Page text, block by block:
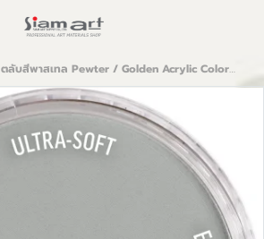
ตลับสีพาสเทล Pewter / Golden Acrylic Colors 9ml